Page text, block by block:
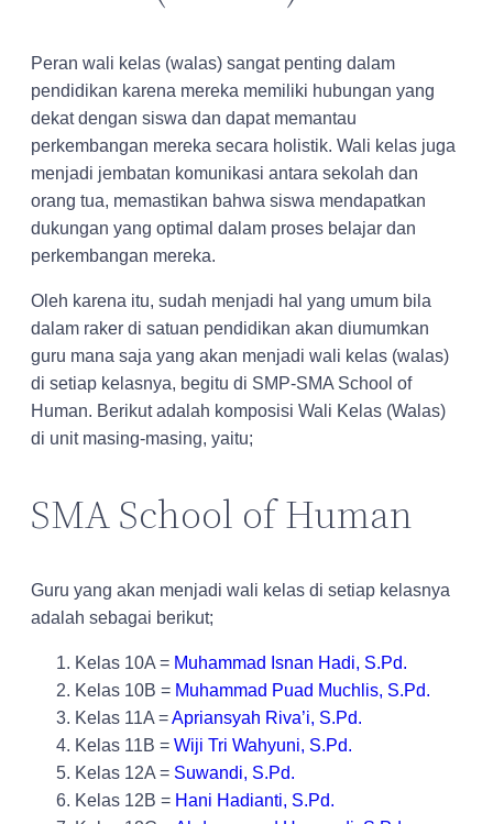
Peran wali kelas (walas) sangat penting dalam
pendidikan karena mereka memiliki hubungan yang
dekat dengan siswa dan dapat memantau
perkembangan mereka secara holistik. Wali kelas juga
menjadi jembatan komunikasi antara sekolah dan
orang tua, memastikan bahwa siswa mendapatkan
dukungan yang optimal dalam proses belajar dan
perkembangan mereka.
Oleh karena itu, sudah menjadi hal yang umum bila
dalam raker di satuan pendidikan akan diumumkan
guru mana saja yang akan menjadi wali kelas (walas)
di setiap kelasnya, begitu di SMP-SMA School of
Human. Berikut adalah komposisi Wali Kelas (Walas)
di unit masing-masing, yaitu;
SMA School of Human
Guru yang akan menjadi wali kelas di setiap kelasnya
adalah sebagai berikut;
Kelas 10A = Muhammad Isnan Hadi, S.Pd.
Kelas 10B = Muhammad Puad Muchlis, S.Pd.
Kelas 11A =Apriansyah Riva’i, S.Pd.
Kelas 11B = Wiji Tri Wahyuni, S.Pd.
Kelas 12A = Suwandi, S.Pd.
Kelas 12B = Hani Hadianti, S.Pd.